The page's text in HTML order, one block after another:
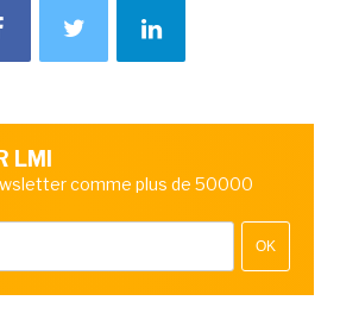
LMI
comme plus de 50000
OK